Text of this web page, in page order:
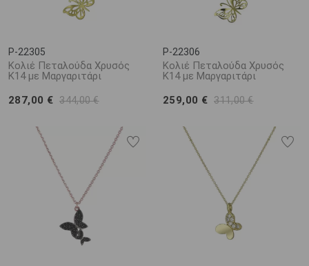
P-22305
Κολιέ Πεταλούδα Χρυσός
Κ14 με Μαργαριτάρι
287,00 € 344,00 €
P-22306
Κολιέ Πεταλούδα Χρυσός
Κ14 με Μαργαριτάρι
259,00 € 311,00 €